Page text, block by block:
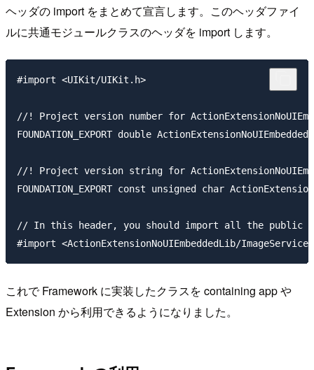
ヘッダの import をまとめて宣言します。このヘッダファイ
ルに共通モジュールクラスのヘッダを import します。
#import <UIKit/UIKit.h>
//! Project version number for
FOUNDATION_EXPORT double
//! Project version string for
FOUNDATION_EXPORT const unsigned char
// In this header, you should import all the public
これで Framework に実装したクラスを containing app や
Extension から利用できるようになりました。